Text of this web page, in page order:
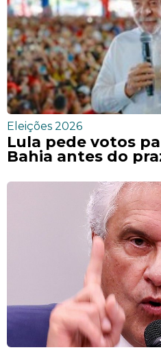
Eleições 2026
Lula pede votos
Bahia antes do